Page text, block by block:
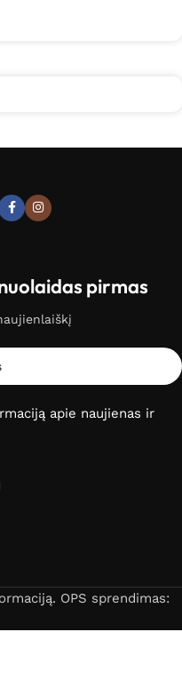
pirmas
apie naujienas ir
OPS sprendimas: